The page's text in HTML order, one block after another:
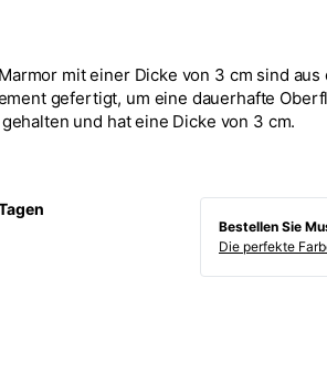
mit einer Dicke von 3 cm sind
gefertigt, um eine dauerhafte
und hat eine Dicke von 3 cm.
Bestellen Sie
Die perfekte